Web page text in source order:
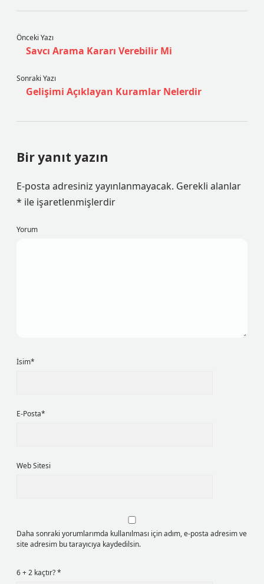
Önceki Yazı
Savcı Arama Kararı Verebilir Mi
Sonraki Yazı
Gelişimi Açıklayan Kuramlar Nelerdir
Bir yanıt yazın
E-posta adresiniz yayınlanmayacak. Gerekli alanlar
* ile işaretlenmişlerdir
Yorum
İsim*
E-Posta*
Web Sitesi
Daha sonraki yorumlarımda kullanılması için adım, e-posta adresim ve
site adresim bu tarayıcıya kaydedilsin.
6 + 2 kaçtır?*